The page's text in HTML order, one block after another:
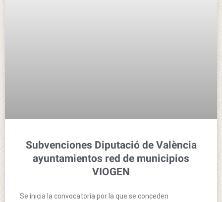
Subvenciones Diputació de València
ayuntamientos red de municipios
VIOGEN
Se inicia la convocatoria por la que se conceden